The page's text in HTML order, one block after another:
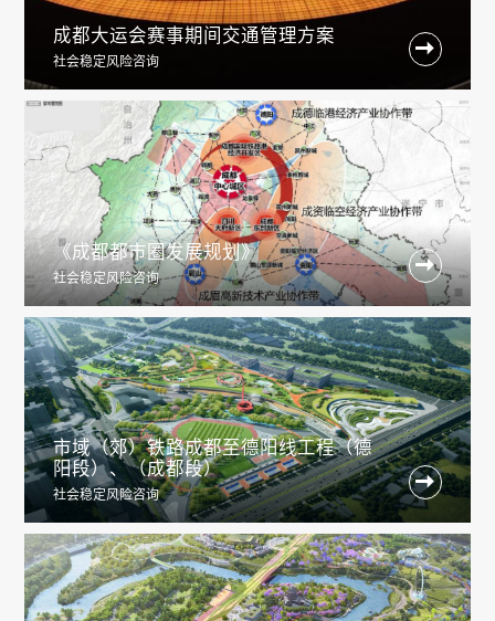
成都大运会赛事期间交通管理方案
社会稳定风险咨询

《成都都市圈发展规划》
社会稳定风险咨询

市域（郊）铁路成都至德阳线工程（德
阳段）、（成都段）
社会稳定风险咨询
